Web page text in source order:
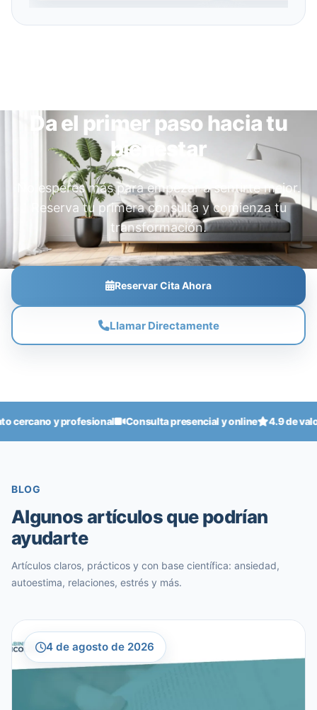
Da el primer paso hacia tu
bienestar
No esperes más para empezar a sentirte mejor.
Reserva tu primera consulta y comienza tu
transformación.
Reservar Cita Ahora
Llamar Directamente
y profesional Consulta presencial y online 4.9 de valoración
BLOG
Algunos artículos que podrían
ayudarte
Artículos claros, prácticos y con base científica: ansiedad,
autoestima, relaciones, estrés y más.
4 de agosto de 2026